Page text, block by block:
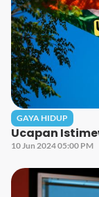
GAYA HIDUP
Ucapan
10 Jun 2024 05:00 PM